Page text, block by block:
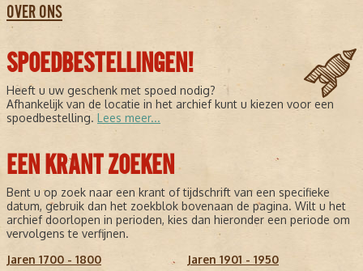
OVER ONS
SPOEDBESTELLINGEN!
Heeft u uw geschenk met spoed nodig?
Afhankelijk van de locatie in het archief kunt u kiezen voor een
spoedbestelling. Lees meer...
EEN KRANT ZOEKEN
Bent u op zoek naar een krant of tijdschrift van een specifieke
datum, gebruik dan het zoekblok bovenaan de pagina. Wilt u het
archief doorlopen in perioden, kies dan hieronder een periode om
vervolgens te verfijnen.
Jaren 1700 - 1800
Jaren 1901 - 1950